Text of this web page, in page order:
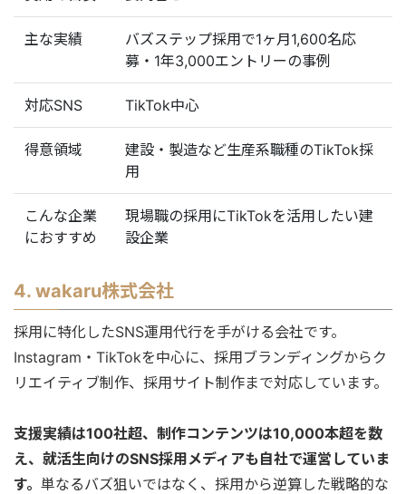
主な実績
バズステップ採用で1ヶ月1,600名応
募・1年3,000エントリーの事例
対応SNS TikTok中心
得意領域
建設・製造など生産系職種のTikTok採
用
こんな企業
におすすめ
現場職の採用にTikTokを活用したい建
設企業
4. wakaru株式会社
採用に特化したSNS運用代行を手がける会社です。
Instagram・TikTokを中心に、採用ブランディングからク
リエイティブ制作、採用サイト制作まで対応しています。
支援実績は100社超、制作コンテンツは10,000本超を数
え、就活生向けのSNS採用メディアも自社で運営していま
す。 単なるバズ狙いではなく、採用から逆算した戦略的な